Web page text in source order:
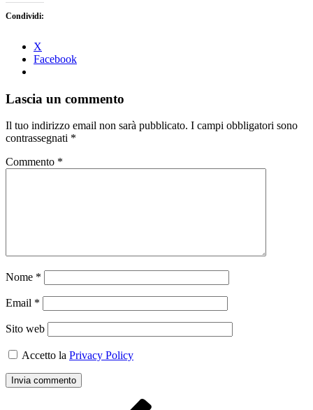
Condividi:
X
Facebook
Lascia un commento
Il tuo indirizzo email non sarà pubblicato. I campi obbligatori sono
contrassegnati *
Commento *
Nome *
Email *
Sito web
Accetto la Privacy Policy